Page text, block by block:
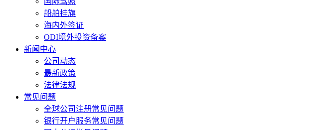
船舶挂旗
海内外签证
ODI境外投资备案
新闻中心
公司动态
最新政策
法律法规
常见问题
全球公司注册常见问题
银行开户服务常见问题